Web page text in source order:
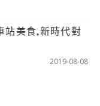
站美食,新時代對
2019-08-08